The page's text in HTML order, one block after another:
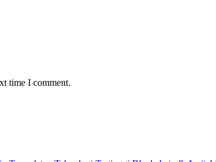
time I comment.